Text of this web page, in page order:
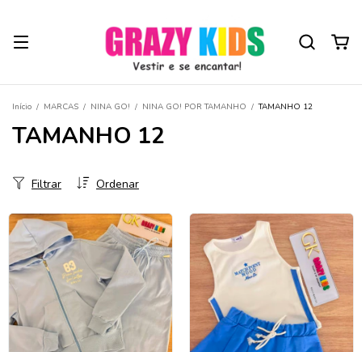
Início / MARCAS / NINA GO! / NINA GO! POR TAMANHO / TAMANHO 12
TAMANHO 12
Ordenar
Filtrar